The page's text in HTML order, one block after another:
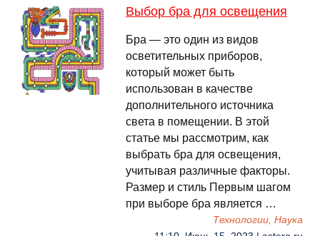
Выбор бра для освещения
Бра — это один из видов
осветительных приборов,
который может быть
использован в качестве
дополнительного источника
света в помещении. В этой
статье мы рассмотрим, как
выбрать бра для освещения,
учитывая различные факторы.
Размер и стиль Первым шагом
при выборе бра является …
Технологии, Наука